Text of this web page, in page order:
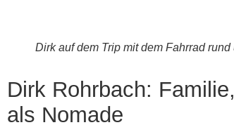
Dirk auf dem Trip mit dem Fahrrad rund
Dirk Rohrbach:
als Nomade